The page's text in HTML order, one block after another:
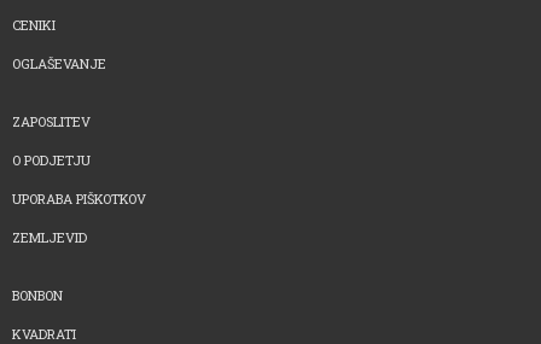
CENIKI
OGLAŠEVANJE
ZAPOSLITEV
O PODJETJU
UPORABA PIŠKOTKOV
ZEMLJEVID
BONBON
KVADRATI